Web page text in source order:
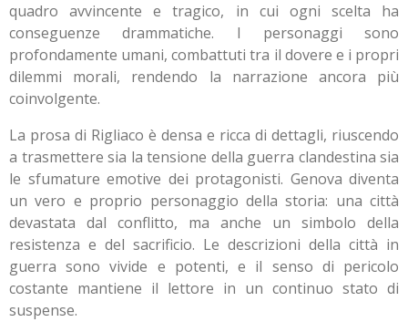
quadro avvincente e tragico, in cui ogni scelta ha
conseguenze drammatiche. I personaggi sono
profondamente umani, combattuti tra il dovere e i propri
dilemmi morali, rendendo la narrazione ancora più
coinvolgente.
La prosa di Rigliaco è densa e ricca di dettagli, riuscendo
a trasmettere sia la tensione della guerra clandestina sia
le sfumature emotive dei protagonisti. Genova diventa
un vero e proprio personaggio della storia: una città
devastata dal conflitto, ma anche un simbolo della
resistenza e del sacrificio. Le descrizioni della città in
guerra sono vivide e potenti, e il senso di pericolo
costante mantiene il lettore in un continuo stato di
suspense.